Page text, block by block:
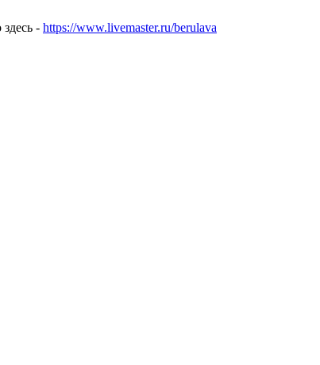
- https://www.livemaster.ru/berulava